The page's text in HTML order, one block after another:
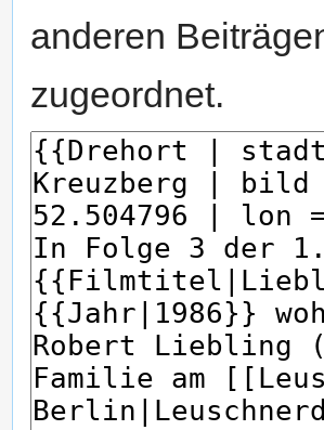
anderen
zugeordnet.